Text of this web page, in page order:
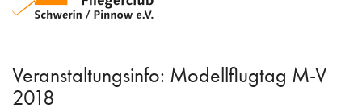
Veranstaltungsinfo: Modellflugtag M-V
2018